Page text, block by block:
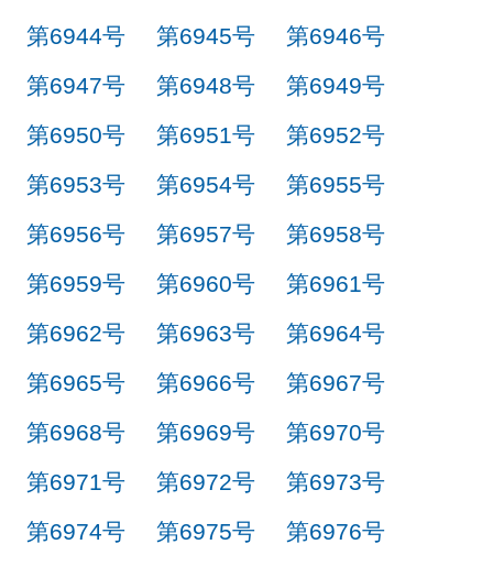
第6944号
第6945号
第6946号
第6947号
第6948号
第6949号
第6950号
第6951号
第6952号
第6953号
第6954号
第6955号
第6956号
第6957号
第6958号
第6959号
第6960号
第6961号
第6962号
第6963号
第6964号
第6965号
第6966号
第6967号
第6968号
第6969号
第6970号
第6971号
第6972号
第6973号
第6974号
第6975号
第6976号